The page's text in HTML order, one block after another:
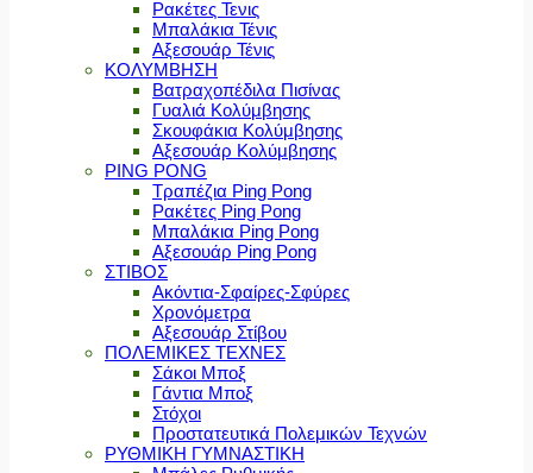
Ρακέτες Τενις
Μπαλάκια Τένις
Αξεσουάρ Τένις
ΚΟΛΥΜΒΗΣΗ
Βατραχοπέδιλα Πισίνας
Γυαλιά Κολύμβησης
Σκουφάκια Κολύμβησης
Αξεσουάρ Κολύμβησης
PING PONG
Τραπέζια Ping Pong
Ρακέτες Ping Pong
Μπαλάκια Ping Pong
Αξεσουάρ Ping Pong
ΣΤΙΒΟΣ
Ακόντια-Σφαίρες-Σφύρες
Χρονόμετρα
Αξεσουάρ Στίβου
ΠΟΛΕΜΙΚΕΣ ΤΕΧΝΕΣ
Σάκοι Μποξ
Γάντια Μποξ
Στόχοι
Προστατευτικά Πολεμικών Τεχνών
ΡΥΘΜΙΚΗ ΓΥΜΝΑΣΤΙΚΗ